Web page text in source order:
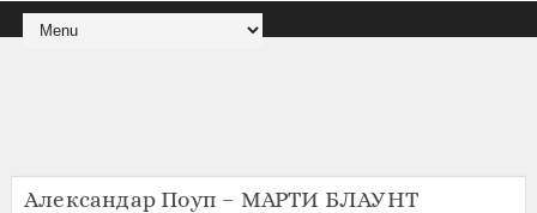
Александар Поуп – МАРТИ БЛАУНТ